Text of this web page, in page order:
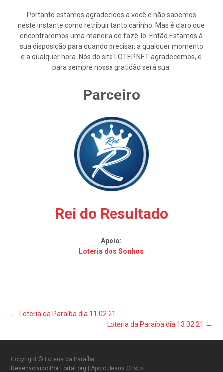
Portanto estamos agradecidos a você e não sabemos
neste instante como retribuir tanto carinho. Mas é claro que
encontraremos uma maneira de fazê-lo. Então Estamos à
sua disposição para quando precisar, a qualquer momento
e a qualquer hora. Nós do site LOTEP.NET agradecemos, e
para sempre nossa gratidão será sua.
Parceiro
Rei do Resultado
Apoio:
Loteria dos Sonhos
Post
navigation
←
Loteria da Paraíba dia 11 02 21
Loteria da Paraíba dia 13 02 21 →
Copyright © Loteria da Paraíba
Desenvolvido Por Fortal.org
| Apoio Jesus Cristo